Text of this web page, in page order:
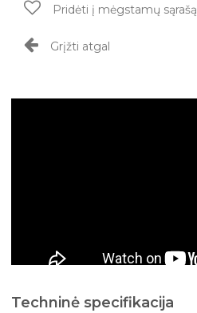
Pridėti į mėgstamų sąrašą
Grįžti atgal
Techninė specifikacija